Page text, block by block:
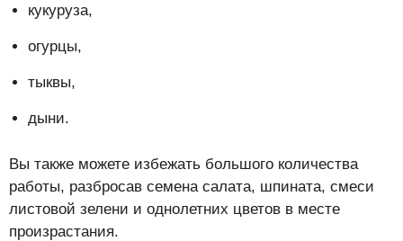
кукуруза,
огурцы,
тыквы,
дыни.
Вы также можете избежать большого количества
работы, разбросав семена салата, шпината, смеси
листовой зелени и однолетних цветов в месте
произрастания.